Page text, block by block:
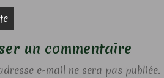
un commentaire
e-mail ne sera pas publiée.